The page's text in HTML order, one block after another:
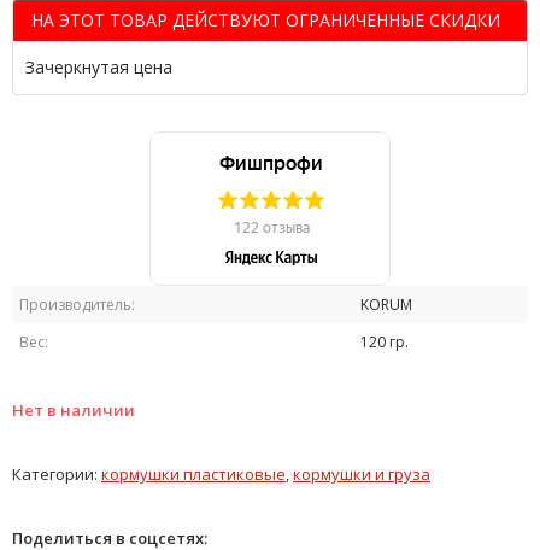
Производитель:
KORUM
Вес:
120 гр.
Нет в наличии
НА ЭТОТ ТОВАР ДЕЙСТВУЮТ ОГРАНИЧЕННЫЕ СКИДКИ
Зачеркнутая цена
Категории: кормушки пластиковые кормушки и груза
Поделиться в соцсетях: